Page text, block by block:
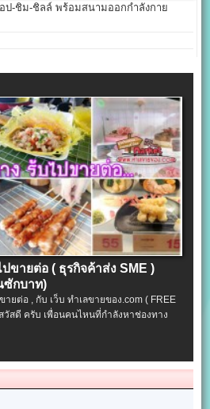
ป-ชิม-ชิลล์ พร้อมสนามออกกำลังกาย
ขายต่อ ( ธุรกิจค้าส่ง SME )
ซักบาท)
ยต่อ , กับ เว็บ ทำเลขายของ.com ( FREE
สดี ครับ เพื่อนคนไหนที่กำลังหาช่องทาง